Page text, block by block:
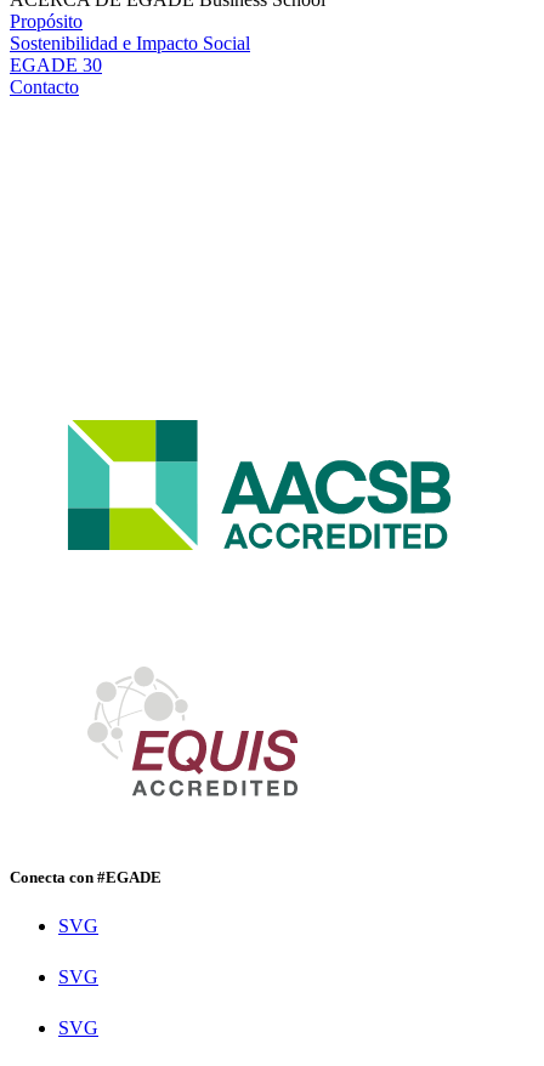
Propósito
Sostenibilidad e Impacto Social
EGADE 30
Contacto
Conecta con #EGADE
SVG
SVG
SVG